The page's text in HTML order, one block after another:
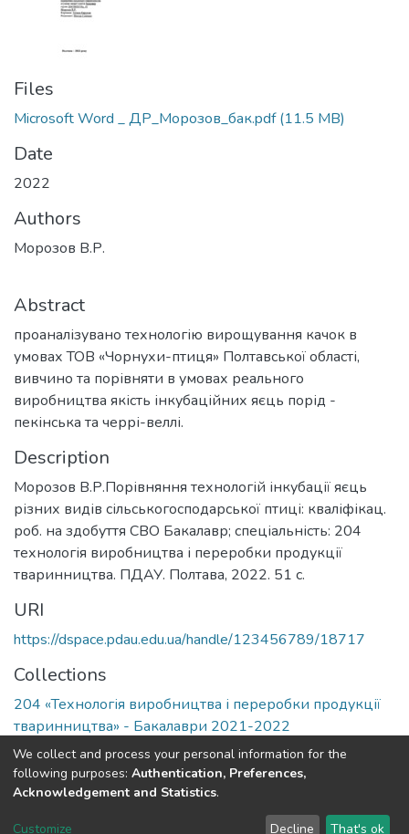
Files
Microsoft Word _ ДР_Морозов_бак.pdf(11.5 MB)
Date
2022
Authors
Морозов В.Р.
Abstract
проаналізувано технологію вирощування качок в
умовах ТОВ «Чорнухи-птиця» Полтавської області,
вивчино та порівняти в умовах реального
виробництва якість інкубаційних яєць порід -
пекінська та черрі-веллі.
Description
Морозов В.Р.Порівняння технологій інкубації яєць
різних видів сільськогосподарської птиці: кваліфікац.
роб. на здобуття СВО Бакалавр; спеціальність: 204
технологія виробництва і переробки продукції
тваринництва. ПДАУ. Полтава, 2022. 51 с.
URI
https://dspace.pdau.edu.ua/handle/123456789/18717
Collections
204 «Технологія виробництва і переробки продукції
тваринництва» - Бакалаври 2021-2022
Full item page
DSpace software copyright © 2002-2026 LYRASIS
We collect and process your personal information for the
following purposes: Authentication, Preferences,
Acknowledgement and Statistics.
Customize Decline That's ok